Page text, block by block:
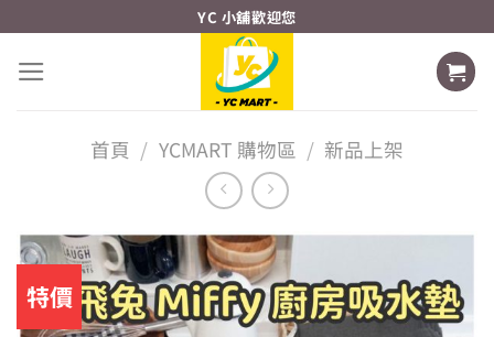
content
YC 小舖歡迎您
首頁 / YCMART 購物區 / 新品上架
特價